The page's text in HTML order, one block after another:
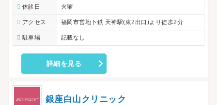
休診日 火曜
アクセス 福岡市営地下鉄 天神駅(東2出口)より徒歩2分
駐車場 記載なし
詳細を見る
銀座白山クリニック